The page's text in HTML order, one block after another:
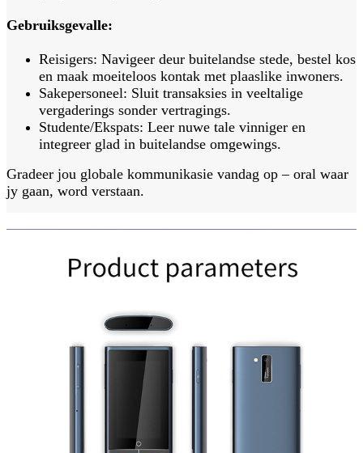
Gebruiksgevalle:
Reisigers: Navigeer deur buitelandse stede, bestel kos
en maak moeiteloos kontak met plaaslike inwoners.
Sakepersoneel: Sluit transaksies in veeltalige
vergaderings sonder vertragings.
Studente/Ekspats: Leer nuwe tale vinniger en
integreer glad in buitelandse omgewings.
Gradeer jou globale kommunikasie vandag op – oral waar
jy gaan, word verstaan.